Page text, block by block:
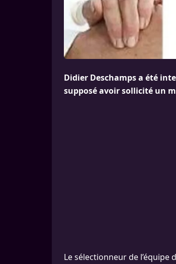
Didier Deschamps a été
supposé avoir sollicité un
Le sélectionneur de l’équipe